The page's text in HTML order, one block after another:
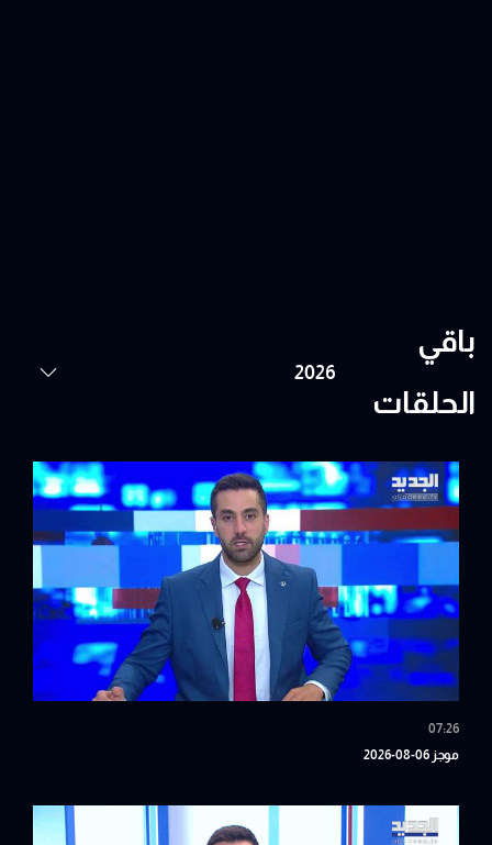
باقي
الحلقات
07:26
موجز 06-08-2026